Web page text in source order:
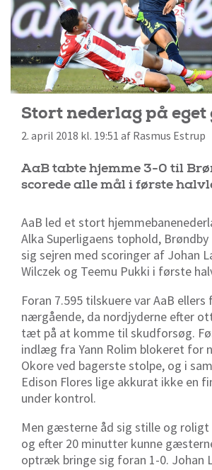
Stort nederlag på
2. april 2018 kl. 19:51 af Rasmus Estrup
AaB tabte hjemme 3-0 til
scorede alle mål i første
AaB led et stort
Alka Superligaens tophold, Brøndby
sig sejren med scoringer af Johan
Wilczek og Teemu Pukki i første
Foran 7.595 tilskuere var AaB ellers
nærgående, da nordjyderne efter
tæt på at komme til skudforsøg.
indlæg fra Yann Rolim blokeret for
Okore ved bagerste stolpe, og i
Edison Flores lige akkurat ikke en
under kontrol.
Men gæsterne åd sig stille og roligt
og efter 20 minutter kunne
optræk bringe sig foran 1-0. Johan